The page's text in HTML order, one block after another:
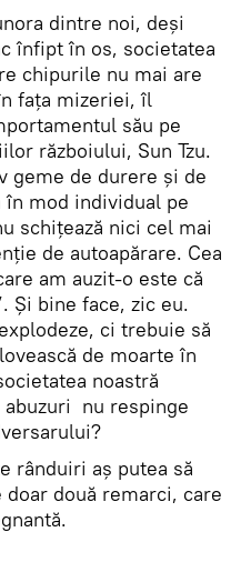
dintre noi, deşi
înfipt în os, societatea
chipurile nu mai are
faţa mizeriei, îl
său pe
războiului, Sun Tzu.
geme de durere şi de
mod individual pe
schiţează nici cel mai
de autoapărare. Cea
am auzit-o este că
Şi bine face, zic eu.
ci trebuie să
de moarte în
noastră
nu respinge
rânduiri aş putea să
două remarci, care